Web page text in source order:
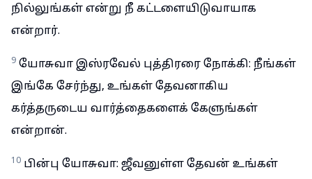
நில்லுங்கள் என்று நீ கட்டளையிடுவாயாக
என்றார்.
9 யோசுவா இஸ்ரவேல் புத்திரரை நோக்கி: நீங்கள்
இங்கே சேர்ந்து, உங்கள் தேவனாகிய
கர்த்தருடைய வார்த்தைகளைக் கேளுங்கள்
என்றான்.
10 பின்பு யோசுவா: ஜீவனுள்ள தேவன் உங்கள்